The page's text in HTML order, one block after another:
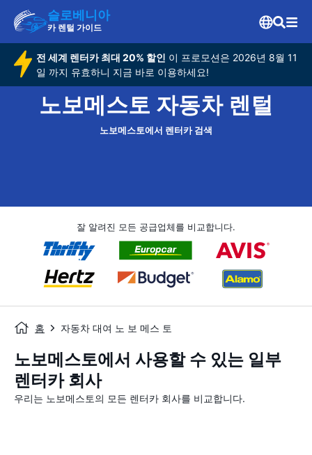
슬로베니아
카 렌털 가이드
전 세계 렌터카 최대 20% 할인 이 프로모션은 2026년 8월 11
일 까지 유효하니 지금 바로 이용하세요!
노보메스토 자동차 렌털
노보메스토에서 렌터카 검색
잘 알려진 모든 공급업체를 비교합니다.
홈 자동차 대여 노 보 메스 토
노보메스토에서 사용할 수 있는 일부
렌터카 회사
우리는 노보메스토의 모든 렌터카 회사를 비교합니다.